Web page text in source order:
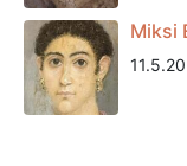
Miksi